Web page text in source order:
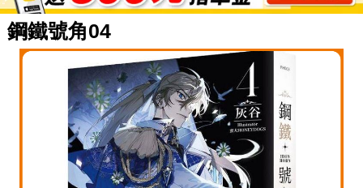
鋼鐵號角04